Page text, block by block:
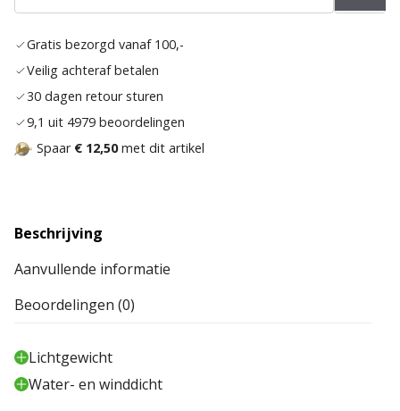
Gratis bezorgd vanaf 100,-
Veilig achteraf betalen
30 dagen retour sturen
9,1 uit 4979 beoordelingen
Spaar € 12,50met dit artikel
Beschrijving
Aanvullende informatie
Beoordelingen (0)
Lichtgewicht
Water- en winddicht